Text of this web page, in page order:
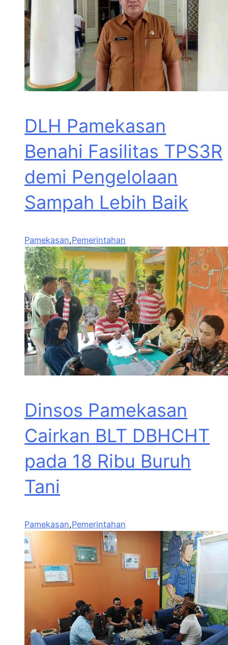
DLH Pamekasan
Benahi Fasilitas TPS3R
demi Pengelolaan
Sampah Lebih Baik
Pamekasan,Pemerintahan
Dinsos Pamekasan
Cairkan BLT DBHCHT
pada 18 Ribu Buruh
Tani
Pamekasan,Pemerintahan